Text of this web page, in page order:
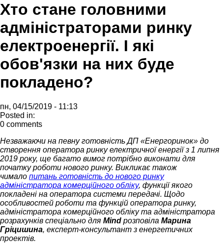
Хто стане головними
адміністраторами ринку
електроенергії. І які
обов'язки на них буде
покладено?
пн, 04/15/2019 - 11:13
Posted in:
0 comments
Незважаючи на певну готовність ДП «Енергоринок» до
створення оператора ринку електричної енергії з 1 липня
2019 року, ще багато вимог потрібно виконати для
початку роботи нового ринку. Викликає також
чимало питань готовність до нового ринку
адміністратора комерційного обліку, функції якого
покладені на оператора системи передачі. Щодо
особливостей роботи та функцій оператора ринку,
адміністратора комерційного обліку та адміністратора
розрахунків спеціально для Mind розповіла Марина
Гріцишина, експерт-консультант з енергетичних
проектів.